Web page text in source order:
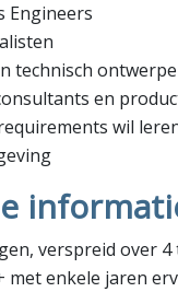
Engineers
technisch
en
wil
verspreid over
met enkele jaren